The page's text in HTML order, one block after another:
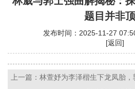
题目并非
发布时间：2025-11-27
[返回]
上一篇：林萱妤为李泽楷生下龙凤胎